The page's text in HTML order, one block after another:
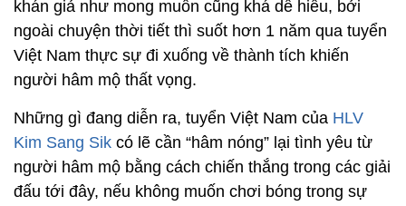
khán giả như mong muốn cũng khá dễ hiểu, bởi
ngoài chuyện thời tiết thì suốt hơn 1 năm qua tuyển
Việt Nam thực sự đi xuống về thành tích khiến
người hâm mộ thất vọng.
Những gì đang diễn ra, tuyển Việt Nam của HLV
Kim Sang Sik có lẽ cần “hâm nóng” lại tình yêu từ
người hâm mộ bằng cách chiến thắng trong các giải
đấu tới đây, nếu không muốn chơi bóng trong sự